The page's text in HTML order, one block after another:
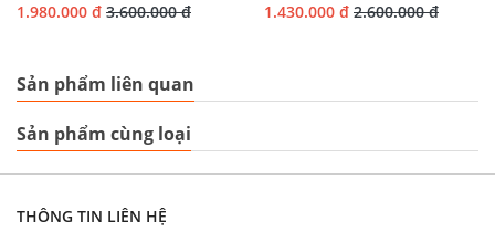
1.980.000 đ 3.600.000 đ 1.430.000 đ 2.600.000 đ
Sản phẩm liên quan
Sản phẩm cùng loại
THÔNG TIN LIÊN HỆ